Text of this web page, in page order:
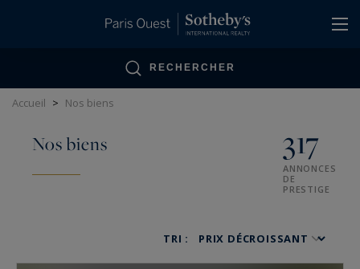
RECHERCHER
Accueil > Nos biens
Nos biens 317
ANNONCES
DE
PRESTIGE
TRI :